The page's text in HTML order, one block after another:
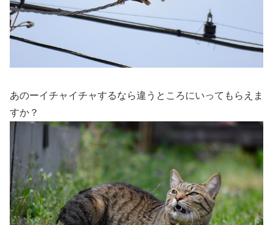
あのーイチャイチャするなら違うところにいってもらえま
すか？